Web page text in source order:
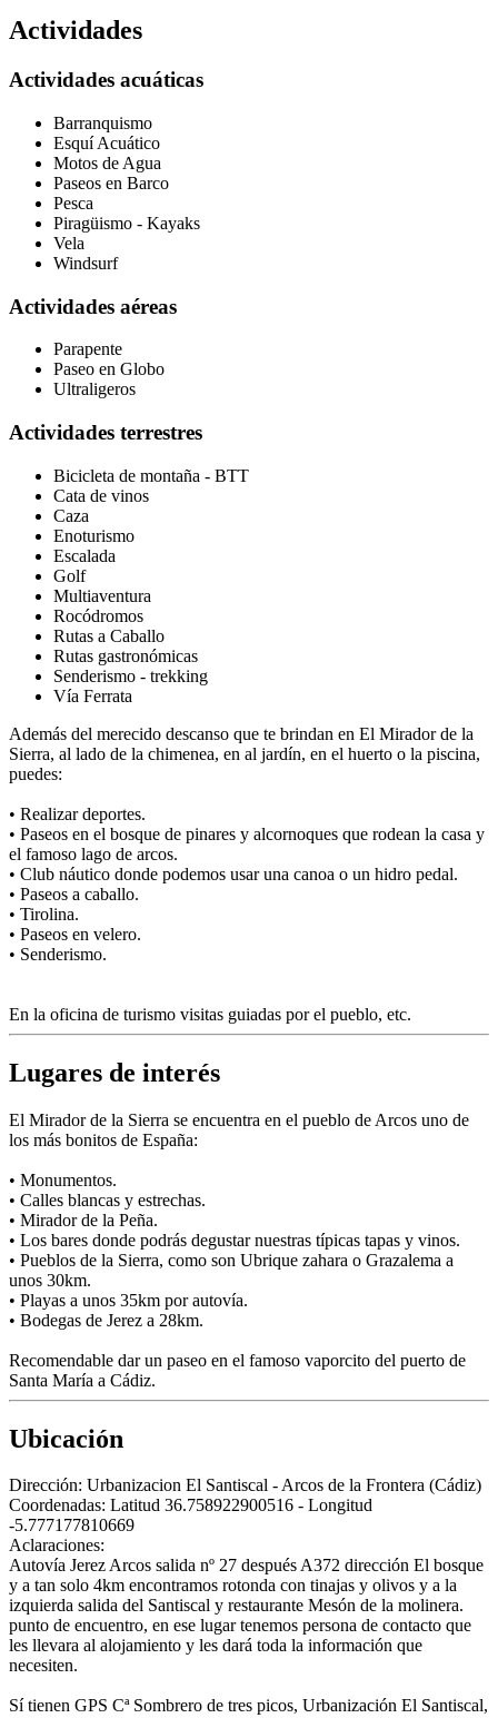
Actividades
Actividades acuáticas
Barranquismo
Esquí Acuático
Motos de Agua
Paseos en Barco
Pesca
Piragüismo - Kayaks
Vela
Windsurf
Actividades aéreas
Parapente
Paseo en Globo
Ultraligeros
Actividades terrestres
Bicicleta de montaña - BTT
Cata de vinos
Caza
Enoturismo
Escalada
Golf
Multiaventura
Rocódromos
Rutas a Caballo
Rutas gastronómicas
Senderismo - trekking
Vía Ferrata
Además del merecido descanso que te brindan en El Mirador de la
Sierra, al lado de la chimenea, en al jardín, en el huerto o la piscina,
puedes:
• Realizar deportes.
• Paseos en el bosque de pinares y alcornoques que rodean la casa y
el famoso lago de arcos.
• Club náutico donde podemos usar una canoa o un hidro pedal.
• Paseos a caballo.
• Tirolina.
• Paseos en velero.
• Senderismo.
En la oficina de turismo visitas guiadas por el pueblo, etc.
Lugares de interés
El Mirador de la Sierra se encuentra en el pueblo de Arcos uno de
los más bonitos de España:
• Monumentos.
• Calles blancas y estrechas.
• Mirador de la Peña.
• Los bares donde podrás degustar nuestras típicas tapas y vinos.
• Pueblos de la Sierra, como son Ubrique zahara o Grazalema a
unos 30km.
• Playas a unos 35km por autovía.
• Bodegas de Jerez a 28km.
Recomendable dar un paseo en el famoso vaporcito del puerto de
Santa María a Cádiz.
Ubicación
Dirección: Urbanizacion El Santiscal - Arcos de la Frontera (Cádiz)
Coordenadas: Latitud 36.758922900516 - Longitud
-5.777177810669
Aclaraciones:
Autovía Jerez Arcos salida nº 27 después A372 dirección El bosque
y a tan solo 4km encontramos rotonda con tinajas y olivos y a la
izquierda salida del Santiscal y restaurante Mesón de la molinera.
punto de encuentro, en ese lugar tenemos persona de contacto que
les llevara al alojamiento y les dará toda la información que
necesiten.
Sí tienen GPS Cª Sombrero de tres picos, Urbanización El Santiscal,